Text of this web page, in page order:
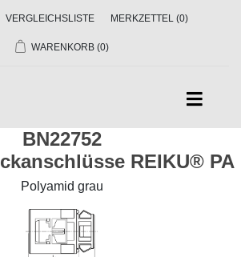
VERGLEICHSLISTE MERKZETTEL (0)
WARENKORB (0)
BN22752
REIKU® PA
Polyamid grau